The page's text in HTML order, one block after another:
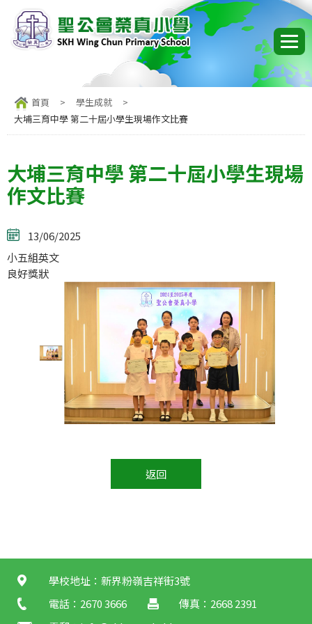
首頁 > 學生成就
>
大埔三育中學 第二十屆小學生現場作文比賽
大埔三育中學 第二十屆小學生現場
作文比賽
13/06/2025
小五組英文
良好獎狀
返回
學校地址：新界粉嶺吉祥街3號
電話：2670 3666
傳真：2668 2391